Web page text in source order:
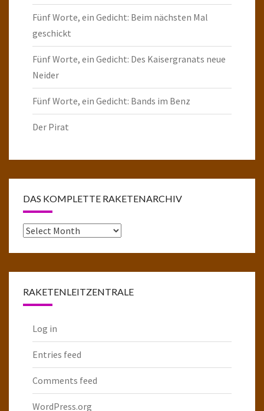
Fünf Worte, ein Gedicht: Beim nächsten Mal
geschickt
Fünf Worte, ein Gedicht: Des Kaisergranats neue
Neider
Fünf Worte, ein Gedicht: Bands im Benz
Der Pirat
DAS KOMPLETTE RAKETENARCHIV
Das
RAKETENLEITZENTRALE
Log in
Entries feed
Comments feed
WordPress.org